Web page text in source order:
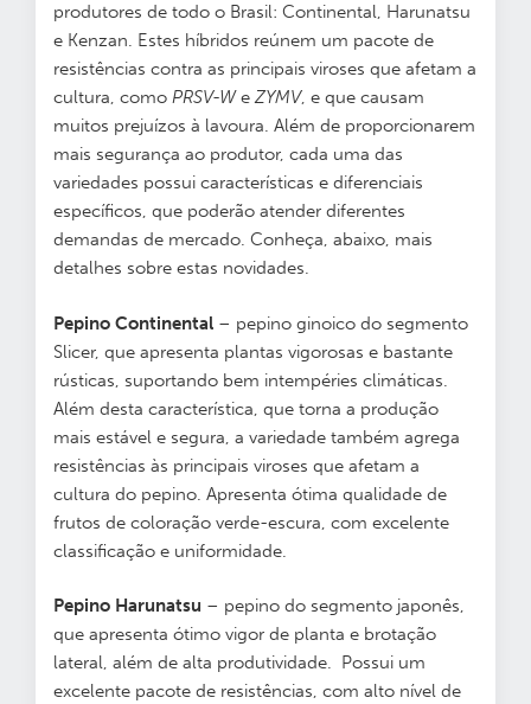
produtores de todo o Brasil: Continental, Harunatsu
e Kenzan. Estes híbridos reúnem um pacote de
resistências contra as principais viroses que afetam a
cultura, como PRSV-WeZYMV, e que causam
muitos prejuízos à lavoura. Além de proporcionarem
mais segurança ao produtor, cada uma das
variedades possui características e diferenciais
específicos, que poderão atender diferentes
demandas de mercado. Conheça, abaixo, mais
detalhes sobre estas novidades.
Pepino Continental – pepino ginoico do segmento
Slicer, que apresenta plantas vigorosas e bastante
rústicas, suportando bem intempéries climáticas.
Além desta característica, que torna a produção
mais estável e segura, a variedade também agrega
resistências às principais viroses que afetam a
cultura do pepino. Apresenta ótima qualidade de
frutos de coloração verde-escura, com excelente
classificação e uniformidade.
Pepino Harunatsu – pepino do segmento japonês,
que apresenta ótimo vigor de planta e brotação
lateral, além de alta produtividade. Possui um
excelente pacote de resistências, com alto nível de